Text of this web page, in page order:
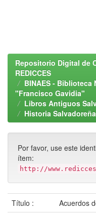
Repositorio Digital de
REDICCES
BINAES - Biblioteca
"Francisco Gavidia"
Libros Antiguos
Historia
Por favor, use este
ítem:
http://
Título :
Acuerdos